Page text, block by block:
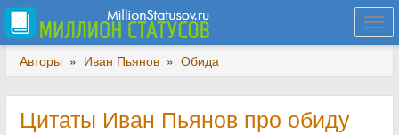
Авторы » Иван Пьянов » Обида
Цитаты Иван Пьянов про обиду